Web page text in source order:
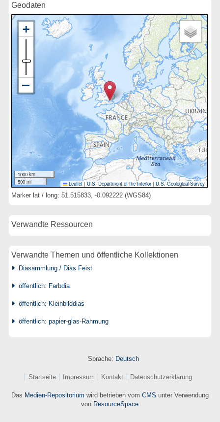
Geodaten
1000 km
500 mi
Leaflet | U.S. Department of the Interior|U.S. Geological Survey
Marker lat / long: 51.515833, -0.092222 (WGS84)
Verwandte Ressourcen
Verwandte Themen und öffentliche Kollektionen
Diasammlung / Dias Feist
öffentlich: Farbdia
öffentlich: Kleinbilddias
öffentlich: papier-glas-Rahmung
Sprache: Deutsch
Startseite Impressum Kontakt Datenschutzerklärung
Das Medien-Repositorium wird betrieben vom CMS unter Verwendung
von ResourceSpace